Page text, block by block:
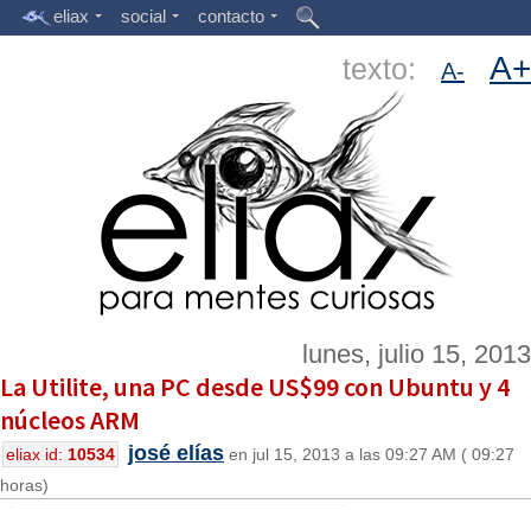
eliax social contacto
texto: A- A+
lunes, julio 15, 2013
La Utilite, una PC desde US$99 con Ubuntu y 4
núcleos ARM
eliax id: 10534 josé elías en jul 15, 2013 a las 09:27 AM ( 09:27
horas)